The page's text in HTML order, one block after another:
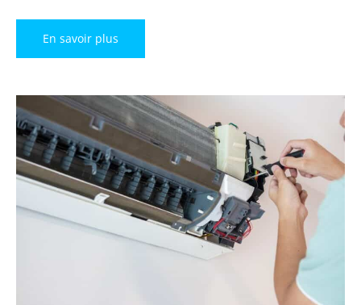
Installateur
Climatisation
Pose
Maintenance
En savoir plus